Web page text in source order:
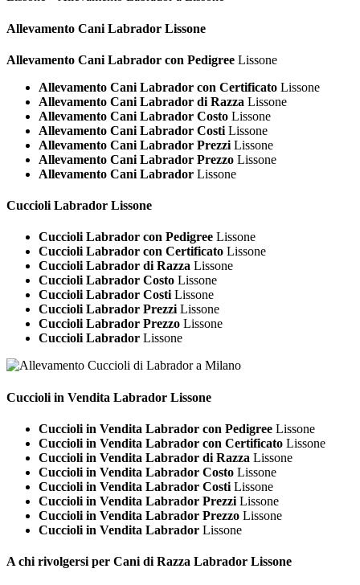
Allevamento Cani Labrador Lissone
Allevamento Cani Labrador con Pedigree Lissone
Allevamento Cani Labrador con Certificato Lissone
Allevamento Cani Labrador di Razza Lissone
Allevamento Cani Labrador Costo Lissone
Allevamento Cani Labrador Costi Lissone
Allevamento Cani Labrador Prezzi Lissone
Allevamento Cani Labrador Prezzo Lissone
Allevamento Cani Labrador Lissone
Cuccioli Labrador Lissone
Cuccioli Labrador con Pedigree Lissone
Cuccioli Labrador con Certificato Lissone
Cuccioli Labrador di Razza Lissone
Cuccioli Labrador Costo Lissone
Cuccioli Labrador CostiLissone
Cuccioli Labrador PrezziLissone
Cuccioli Labrador Prezzo Lissone
Cuccioli Labrador Lissone
Cuccioli in Vendita Labrador Lissone
Cuccioli in Vendita Labrador con Pedigree Lissone
Cuccioli in Vendita Labrador con Certificato Lissone
Cuccioli in Vendita Labrador di Razza Lissone
Cuccioli in Vendita Labrador Costo Lissone
Cuccioli in Vendita Labrador Costi Lissone
Cuccioli in Vendita Labrador Prezzi Lissone
Cuccioli in Vendita Labrador Prezzo Lissone
Cuccioli in Vendita Labrador Lissone
A chi rivolgersi per Cani di Razza Labrador Lissone